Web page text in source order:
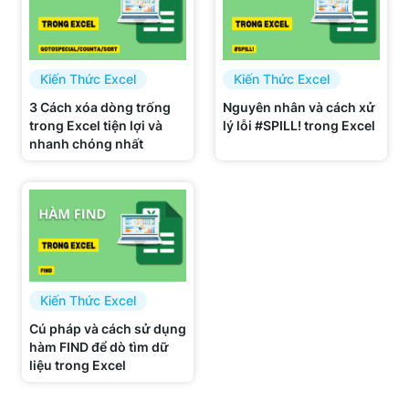
Kiến Thức Excel
3 Cách xóa dòng trống
trong Excel tiện lợi và
nhanh chóng nhất
Kiến Thức Excel
Nguyên nhân và cách xử
lý lỗi #SPILL! trong Excel
Kiến Thức Excel
Cú pháp và cách sử dụng
hàm FIND để dò tìm dữ
liệu trong Excel